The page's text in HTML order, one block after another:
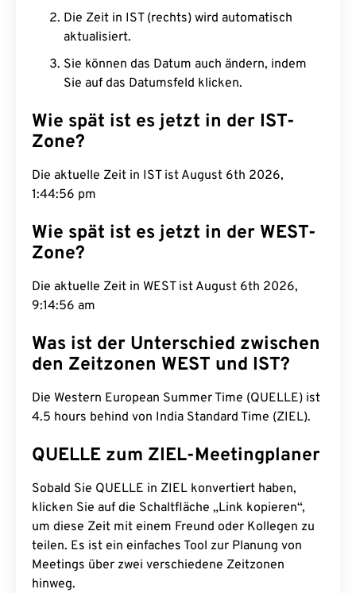
Die Zeit in IST (rechts) wird automatisch
aktualisiert.
Sie können das Datum auch ändern, indem
Sie auf das Datumsfeld klicken.
Wie spät ist es jetzt in der IST-
Zone?
Die aktuelle Zeit in IST ist August 6th 2026,
1:44:57 pm
Wie spät ist es jetzt in der WEST-
Zone?
Die aktuelle Zeit in WEST ist August 6th 2026,
9:14:57 am
Was ist der Unterschied zwischen
den Zeitzonen WEST und IST?
Die Western European Summer Time (QUELLE) ist
4.5 hours behind von India Standard Time (ZIEL).
QUELLE zum ZIEL-Meetingplaner
Sobald Sie QUELLE in ZIEL konvertiert haben,
klicken Sie auf die Schaltfläche „Link kopieren“,
um diese Zeit mit einem Freund oder Kollegen zu
teilen. Es ist ein einfaches Tool zur Planung von
Meetings über zwei verschiedene Zeitzonen
hinweg.